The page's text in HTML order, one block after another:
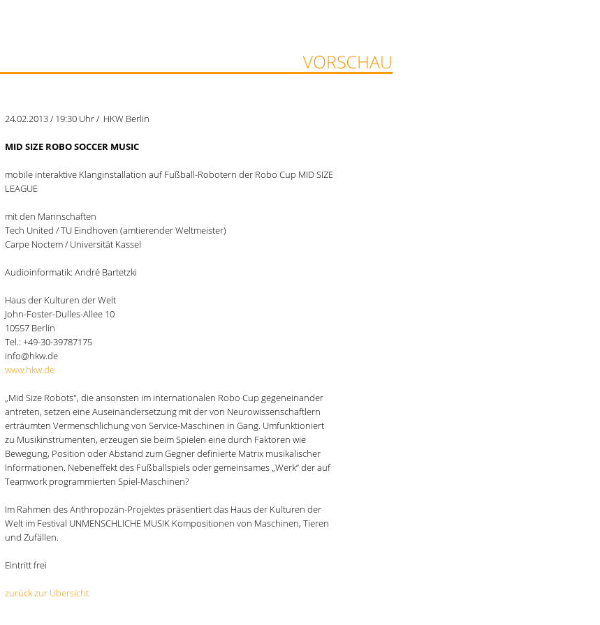
24.02.2013 / 19:30 Uhr / HKW Berlin
MID SIZE ROBO SOCCER MUSIC
mobile interaktive Klanginstallation auf Fußball-Robotern der Robo Cup MID SIZE
LEAGUE
mit den Mannschaften
Tech United / TU Eindhoven (amtierender Weltmeister)
Carpe Noctem / Universität Kassel
Audioinformatik: André Bartetzki
Haus der Kulturen der Welt
John-Foster-Dulles-Allee 10
10557 Berlin
Tel.: +49-30-39787175
info@hkw.de
www.hkw.de
„Mid Size Robots", die ansonsten im internationalen Robo Cup gegeneinander
antreten, setzen eine Auseinandersetzung mit der von Neurowissenschaftlern
erträumten Vermenschlichung von Service-Maschinen in Gang. Umfunktioniert
zu Musikinstrumenten, erzeugen sie beim Spielen eine durch Faktoren wie
Bewegung, Position oder Abstand zum Gegner definierte Matrix musikalischer
Informationen. Nebeneffekt des Fußballspiels oder gemeinsames „Werk“ der auf
Teamwork programmierten Spiel-Maschinen?
Im Rahmen des Anthropozän-Projektes präsentiert das Haus der Kulturen der
Welt im Festival UNMENSCHLICHE MUSIK Kompositionen von Maschinen, Tieren
und Zufällen.
Eintritt frei
zurück zur Übersicht